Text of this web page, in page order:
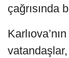
çağrısında